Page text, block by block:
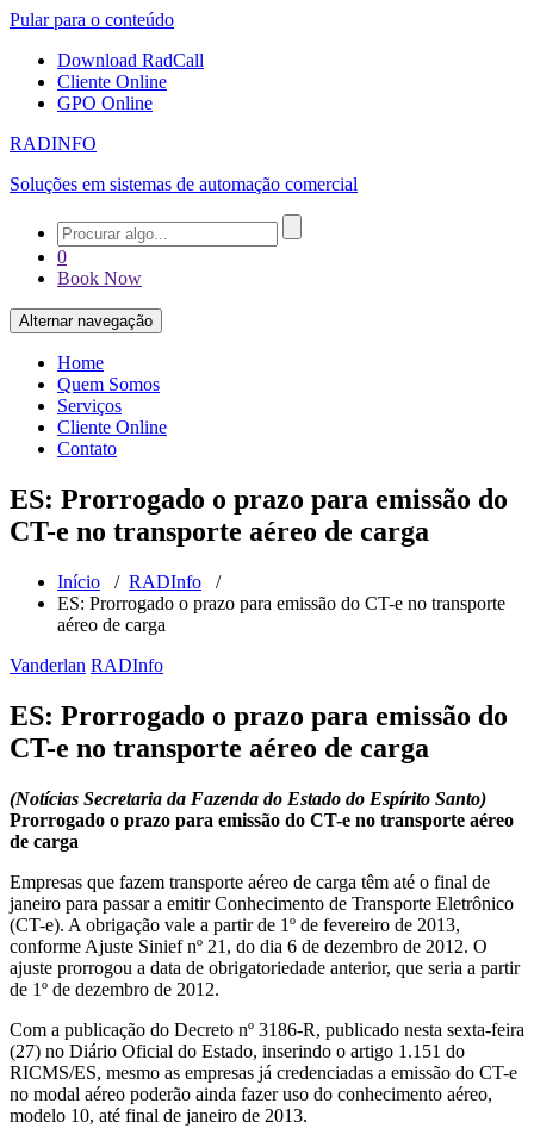
Pular para o conteúdo
Download RadCall
Cliente Online
GPO Online
RADINFO
Soluções em sistemas de automação comercial
0
Book Now
Alternar navegação
Home
Quem Somos
Serviços
Cliente Online
Contato
ES: Prorrogado o prazo para emissão do
CT-e no transporte aéreo de carga
Início / RADInfo /
ES: Prorrogado o prazo para emissão do CT-e no transporte
aéreo de carga
Vanderlan RADInfo
ES: Prorrogado o prazo para emissão do
CT-e no transporte aéreo de carga
(Notícias Secretaria da Fazenda do Estado do Espírito Santo)
Prorrogado o prazo para emissão do CT-e no transporte aéreo
de carga
Empresas que fazem transporte aéreo de carga têm até o final de
janeiro para passar a emitir Conhecimento de Transporte Eletrônico
(CT-e). A obrigação vale a partir de 1º de fevereiro de 2013,
conforme Ajuste Sinief nº 21, do dia 6 de dezembro de 2012. O
ajuste prorrogou a data de obrigatoriedade anterior, que seria a partir
de 1º de dezembro de 2012.
Com a publicação do Decreto nº 3186-R, publicado nesta sexta-feira
(27) no Diário Oficial do Estado, inserindo o artigo 1.151 do
RICMS/ES, mesmo as empresas já credenciadas a emissão do CT-e
no modal aéreo poderão ainda fazer uso do conhecimento aéreo,
modelo 10, até final de janeiro de 2013.